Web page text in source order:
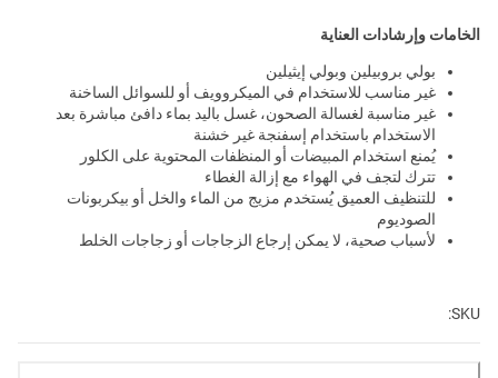
الخامات وإرشادات العناية
بولي بروبيلين وبولي إيثيلين
غير مناسب للاستخدام في الميكروويف أو للسوائل الساخنة
غير مناسبة لغسالة الصحون، غسل باليد بماء دافئ مباشرة بعد
الاستخدام باستخدام إسفنجة غير خشنة
يُمنع استخدام المبيضات أو المنظفات المحتوية على الكلور
تترك لتجف في الهواء مع إزالة الغطاء
للتنظيف العميق يُستخدم مزيج من الماء والخل أو بيكربونات
الصوديوم
لأسباب صحية، لا يمكن إرجاع الزجاجات أو زجاجات الخلط
SKU: